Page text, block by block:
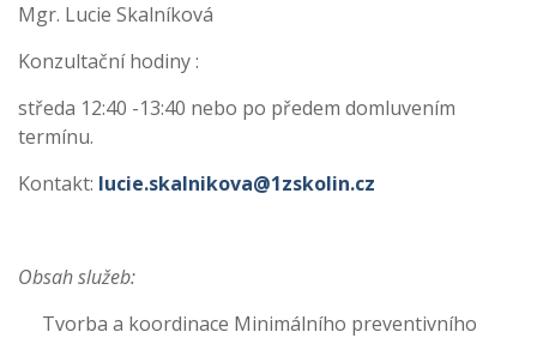
Mgr. Lucie Skalníková
Konzultační hodiny :
středa 12:40 -13:40 nebo po předem domluvením
termínu.
Kontakt: lucie.skalnikova@1zskolin.cz
Obsah služeb:
Tvorba a koordinace Minimálního preventivního